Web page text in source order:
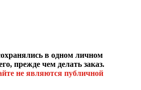
в одном личном
прежде чем делать заказ.
не являются публичной